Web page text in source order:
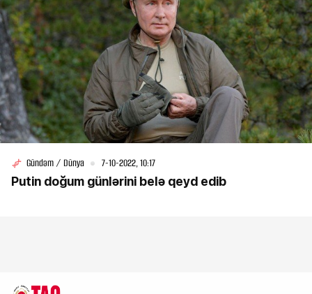
Gündəm / Dünya 7-10-2022, 10:17
Putin doğum günlərini belə qeyd edib